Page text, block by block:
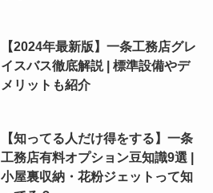
【2024年最新版】一条工務店グレ
イスバス徹底解説 | 標準設備やデ
メリットも紹介
【知ってる人だけ得をする】一条
工務店有料オプション豆知識9選 |
小屋裏収納・花粉ジェットって知